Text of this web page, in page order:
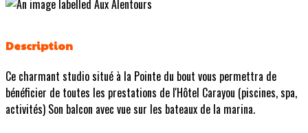
Description
Ce charmant studio situé à la Pointe du bout vous permettra de
bénéficier de toutes les prestations de l'Hôtel Carayou (piscines, spa,
activités) Son balcon avec vue sur les bateaux de la marina.